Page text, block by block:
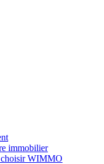
immobilier
choisir WIMMO